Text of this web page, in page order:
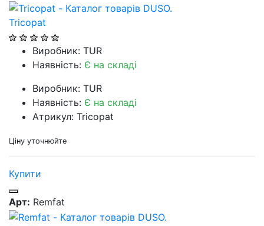
Tricopat
Виробник: TUR
Наявність: Є на складі
Виробник: TUR
Наявність: Є на складі
Атрикул: Tricopat
Ціну уточнюйте
Купити
Арт: Remfat